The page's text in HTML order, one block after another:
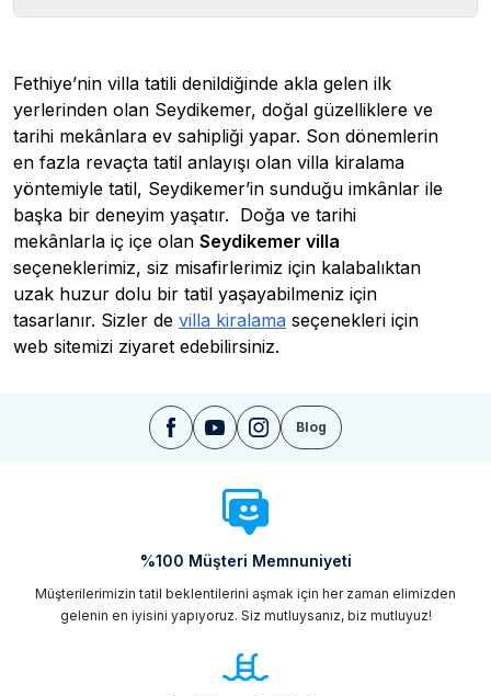
Fethiye’nin villa tatili denildiğinde akla gelen ilk
yerlerinden olan Seydikemer, doğal güzelliklere ve
tarihi mekânlara ev sahipliği yapar. Son dönemlerin
en fazla revaçta tatil anlayışı olan villa kiralama
yöntemiyle tatil, Seydikemer’in sunduğu imkânlar ile
başka bir deneyim yaşatır. Doğa ve tarihi
mekânlarla iç içe olan Seydikemer villa
seçeneklerimiz, siz misafirlerimiz için kalabalıktan
uzak huzur dolu bir tatil yaşayabilmeniz için
tasarlanır. Sizler de villa kiralama seçenekleri için
web sitemizi ziyaret edebilirsiniz.
Bilinmesi Gerekenler
doğayla ve tarihi mekânlarla iç içe olmanın
deneyimini yaşamak oldukça konforludur.
istiyorsanız Seydikemer villa kiralama hizmetinden
yararlanabilirsiniz. Bu şekilde sakin ve huzurlu bir
tatili kendinize ve sevdiklerinize hediye edebilirsiniz.
Merkeze yakın olmasından dolayı her istediğinize ve
Blog
%100 Müşteri Memnuniyeti
Müşterilerimizin tatil beklentilerini aşmak için her zaman elimizden
gelenin en iyisini yapıyoruz. Siz mutluysanız, biz mutluyuz!